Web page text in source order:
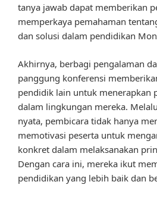
tanya jawab dapat memberikan
memperkaya pemahaman
dan solusi dalam pendidikan
Akhirnya, berbagi pengalaman
panggung konferensi
pendidik lain untuk menerapkan
dalam lingkungan mereka.
nyata, pembicara tidak hanya
memotivasi peserta untuk
konkret dalam melaksanakan
Dengan cara ini, mereka ikut
pendidikan yang lebih baik dan